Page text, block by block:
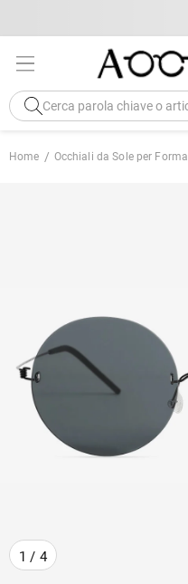
Home Occhiali da Sole per Forma
1 / 4